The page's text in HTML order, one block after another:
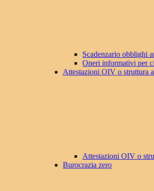
Scadenzario obblighi
Oneri informativi per
Attestazioni OIV o struttura
Attestazioni OIV o
Burocrazia zero